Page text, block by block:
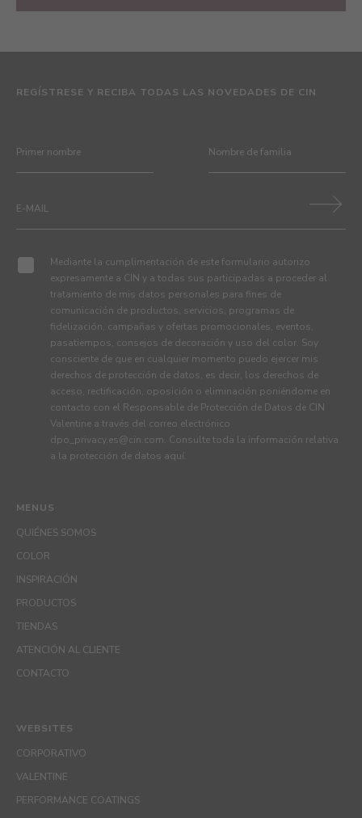
MENUS
QUIÉNES SOMOS
COLOR
INSPIRACIÓN
PRODUCTOS
TIENDAS
ATENCIÓN AL CLIENTE
CONTACTO
REGÍSTRESE Y RECIBA TODAS LAS NOVEDADES DE CIN
Mediante la cumplimentación de este formulario autorizo
expresamente a CIN y a todas sus participadas a proceder al
tratamiento de mis datos personales para fines de
comunicación de productos, servicios, programas de
fidelización, campañas y ofertas promocionales, eventos,
pasatiempos, consejos de decoración y uso del color. Soy
consciente de que en cualquier momento puedo ejercer mis
derechos de protección de datos, es decir, los derechos de
acceso, rectificación, oposición o eliminación poniéndome en
contacto con el Responsable de Protección de Datos de CIN
Valentine a través del correo electrónico
dpo_privacy.es@cin.com. Consulte toda la información relativa
a la protección de datos aquí.
WEBSITES
CORPORATIVO
VALENTINE
PERFORMANCE COATINGS